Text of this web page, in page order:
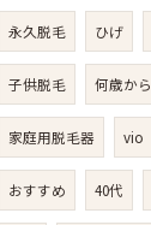
永久脱毛 ひげ
子供脱毛 何歳から
家庭用脱毛器 vio
おすすめ 40代